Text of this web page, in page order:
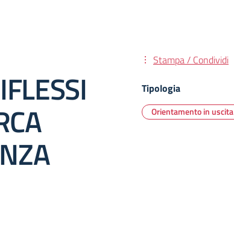
Stampa / Condividi
Tipologia
Orientamento in uscita